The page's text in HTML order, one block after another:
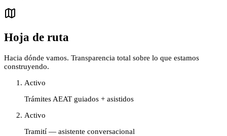
Hoja de ruta
Hacia dónde vamos. Transparencia total sobre lo que estamos
construyendo.
Activo
Trámites AEAT guiados + asistidos
Activo
Tramití — asistente conversacional